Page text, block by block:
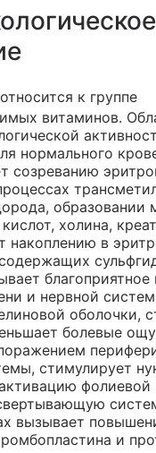
к группе
витаминов.
нормального
созреванию
образовании
холина,
накоплению в
благоприятное
и нервной
оболочки,
болевые
стимулирует
фолиевой
вызывает
и